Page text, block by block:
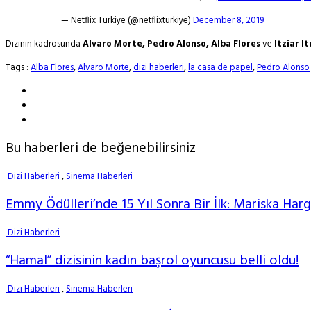
— Netflix Türkiye (@netflixturkiye)December 8, 2019
Dizinin kadrosundaAlvaro Morte, Pedro Alonso, Alba Floresve Itziar
Tags :Alba Flores,Alvaro Morte,dizi haberleri,la casa de papel,Pedro Alonso
Bu haberleri de beğenebilirsiniz
Dizi Haberleri,Sinema Haberleri
Emmy Ödülleri’nde 15 Yıl Sonra Bir İlk: Mariska
Dizi Haberleri
“Hamal” dizisinin kadın başrol oyuncusu belli oldu!
Dizi Haberleri,Sinema Haberleri